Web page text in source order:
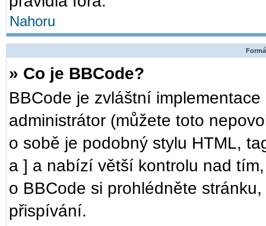
Nahoru
» Co je BBCode?
BBCode je zvláštní
administrátor (můžete toto
o sobě je podobný stylu HTML,
a ] a nabízí větší kontrolu nad
o BBCode si prohlédněte
přispívání.